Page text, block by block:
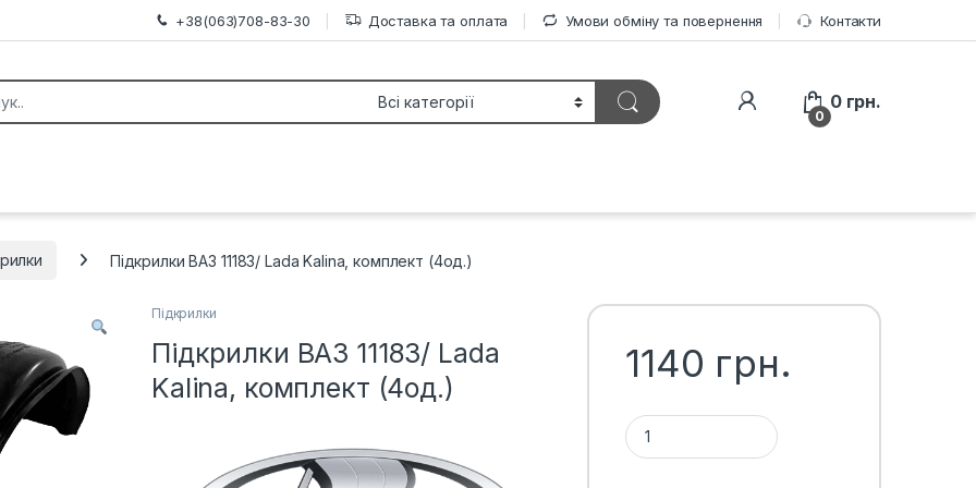
+38(063)708-83-30 Доставка та оплата Умови обміну та повернення Контакти
0
0 грн.
Підкрилки ВАЗ 11183/ Lada Kalina, комплект (4од.)
Підкрилки
Підкрилки ВАЗ 11183/ Lada
Kalina, комплект (4од.)
1140 грн.
Підкрилки ВАЗ 11183/ Lada Kalina, комплект